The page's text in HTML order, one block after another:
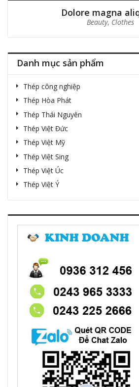
Dolore magna
Beauty, Clothes
Danh mục sản phẩm
Thép công nghiệp
Thép Hòa Phát
Thép Thái Nguyên
Thép Việt Đức
Thép Việt Mỹ
Thép Việt Sing
Thép Việt Úc
Thép Việt Ý